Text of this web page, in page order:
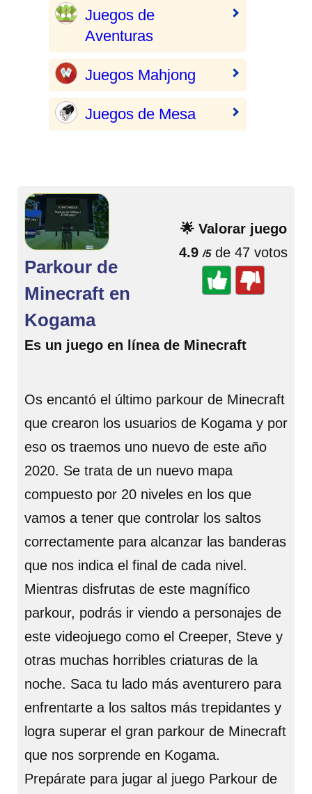
Juegos de
Aventuras
Juegos Mahjong
Juegos de Mesa
🌟 Valorar juego
4.9 /5de 47 votos
Parkour de
Minecraft en
Kogama
Es un juego en línea de Minecraft
Os encantó el último parkour de Minecraft
que crearon los usuarios de Kogama y por
eso os traemos uno nuevo de este año
2020. Se trata de un nuevo mapa
compuesto por 20 niveles en los que
vamos a tener que controlar los saltos
correctamente para alcanzar las banderas
que nos indica el final de cada nivel.
Mientras disfrutas de este magnífico
parkour, podrás ir viendo a personajes de
este videojuego como el Creeper, Steve y
otras muchas horribles criaturas de la
noche. Saca tu lado más aventurero para
enfrentarte a los saltos más trepidantes y
logra superar el gran parkour de Minecraft
que nos sorprende en Kogama.
Prepárate para jugar al juego Parkour de